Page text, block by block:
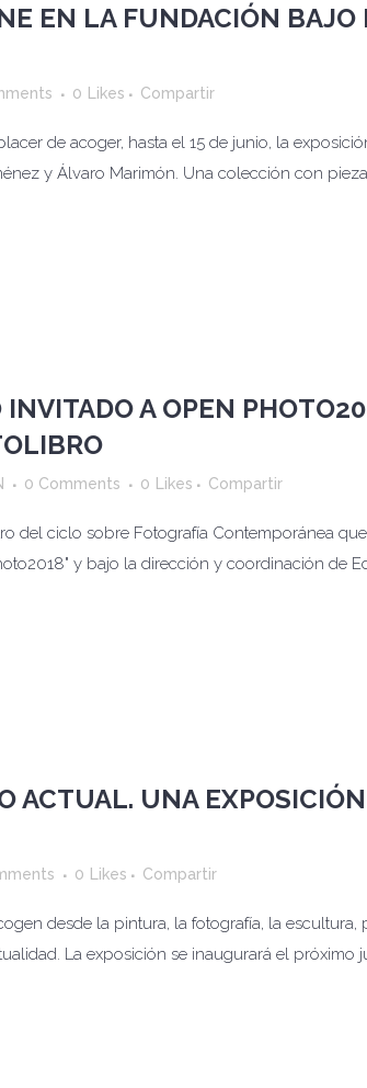
EN LA FUNDACIÓN
0 Likes Compartir
de acoger, hasta el 15 de junio, la
y Álvaro Marimón. Una colección con
A OPEN
0 Comments 0 Likes Compartir
del ciclo sobre Fotografía Contemporánea
y bajo la dirección y coordinación de
ACTUAL. UNA
0 Likes Compartir
desde la pintura, la fotografía, la
La exposición se inaugurará el próximo